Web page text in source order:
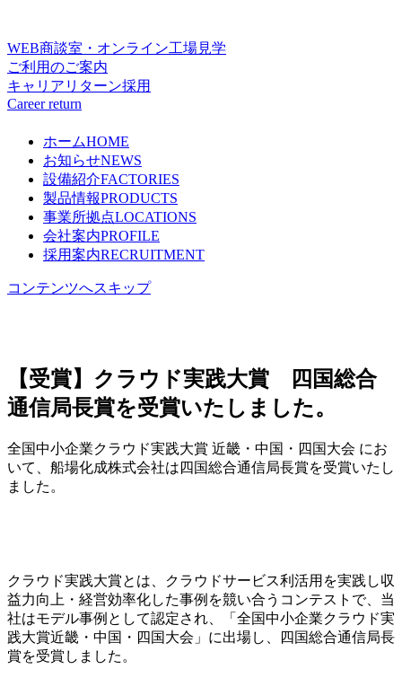
WEB商談室・オンライン工場見学
ご利用のご案内
キャリアリターン採用
Career return
ホームHOME
お知らせNEWS
設備紹介FACTORIES
製品情報PRODUCTS
事業所拠点LOCATIONS
会社案内PROFILE
採用案内RECRUITMENT
コンテンツへスキップ
【受賞】クラウド実践大賞 四国総合
通信局長賞を受賞いたしました。
全国中小企業クラウド実践大賞 近畿・中国・四国大会 にお
いて、船場化成株式会社は四国総合通信局長賞を受賞いたし
ました。
クラウド実践大賞とは、クラウドサービス利活用を実践し収
益力向上・経営効率化した事例を競い合うコンテストで、当
社はモデル事例として認定され、「全国中小企業クラウド実
践大賞近畿・中国・四国大会」に出場し、四国総合通信局長
賞を受賞しました。